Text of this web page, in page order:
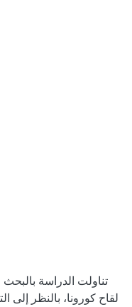
تناولت الدراسة
لقاح كورونا، بالنظر إلى